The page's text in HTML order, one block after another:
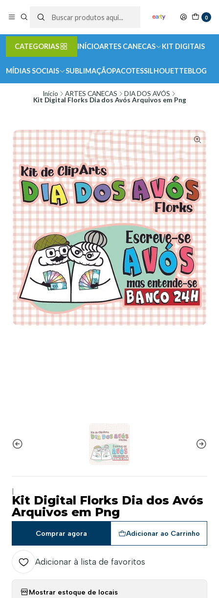
0
CATEGORIAS INÍCIOARTES CANECAS KIT DIGITAIS
MÍDIAS SOCIAIS SUBLIMAÇÃOPACOTESSILHOUETTEBLOG
Início ARTES CANECAS
DIA DOS AVÓS
Kit Digital Florks Dia dos Avós Arquivos em Png
Kit Digital Florks Dia dos Avós
Arquivos em Png
Adicionar ao Carrinho
Comprar agora
Adicionar à lista de favoritos
Mostrar estoque de locais